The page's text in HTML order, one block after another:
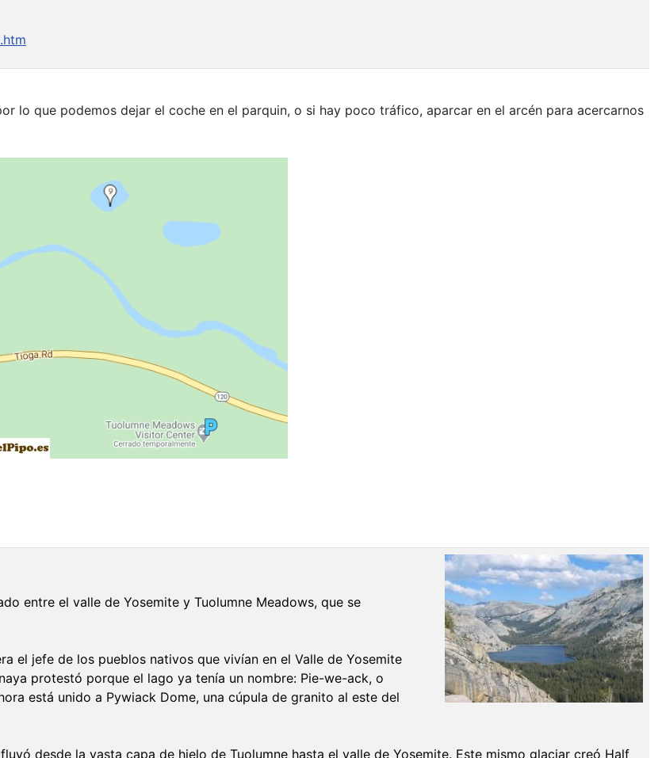
lo que podemos dejar el coche en el parquin, o si hay poco tráfico, aparcar en el arcén para acercarnos
entre el valle de Yosemite y Tuolumne Meadows, que se
el jefe de los pueblos nativos que vivían en el Valle de Yosemite
protestó porque el lago ya tenía un nombre: Pie-we-ack, o
está unido a Pywiack Dome, una cúpula de granito al este del
desde la vasta capa de hielo de Tuolumne hasta el valle de Yosemite. Este mismo glaciar creó Half